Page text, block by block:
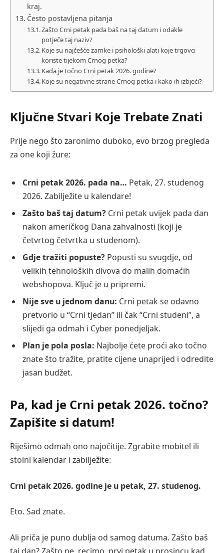
kraj.
Često postavljena pitanja
Zašto Crni petak pada baš na taj datum i odakle
potječe taj naziv?
Koje su najčešće zamke i psihološki alati koje trgovci
koriste tijekom Crnog petka?
Kada je točno Crni petak 2026. godine?
Koje su negativne strane Crnog petka i kako ih izbjeći?
Ključne Stvari Koje Trebate Znati
Prije nego što zaronimo duboko, evo brzog pregleda
za one koji žure:
Crni petak 2026. pada na… Petak, 27. studenog
2026. Zabilježite u kalendare!
Zašto baš taj datum? Crni petak uvijek pada dan
nakon američkog Dana zahvalnosti (koji je
četvrtog četvrtka u studenom).
Gdje tražiti popuste? Popusti su svugdje, od
velikih tehnoloških divova do malih domaćih
webshopova. Ključ je u pripremi.
Nije sve u jednom danu: Crni petak se odavno
pretvorio u “Crni tjedan” ili čak “Crni studeni”, a
slijedi ga odmah i Cyber ponedjeljak.
Plan je pola posla: Najbolje ćete proći ako točno
znate što tražite, pratite cijene unaprijed i odredite
jasan budžet.
Pa, kad je Crni petak 2026. točno?
Zapišite si datum!
Riješimo odmah ono najočitije. Zgrabite mobitel ili
stolni kalendar i zabilježite:
Crni petak 2026. godine je u petak, 27. studenog.
Eto. Sad znate.
Ali priča je puno dublja od samog datuma. Zašto baš